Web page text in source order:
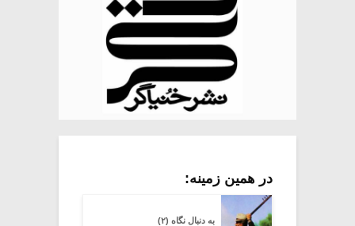
در همین زمینه:
به دنبال نگاه (۲)